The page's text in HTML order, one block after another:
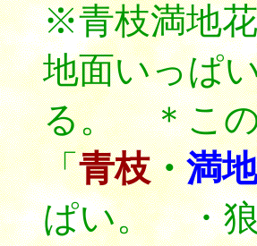
※青枝満地
地面いっぱ
る。 ＊この
「青枝・満地
ぱい。 ・狼